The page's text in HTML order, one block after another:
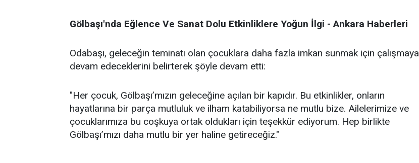
Gölbaşı'nda Eğlence Ve Sanat Dolu Etkinliklere Yoğun İlgi - Ankara Haberleri
Odabaşı, geleceğin teminatı olan çocuklara daha fazla imkan sunmak için çalışmaya
devam edeceklerini belirterek şöyle devam etti:
"Her çocuk, Gölbaşı’mızın geleceğine açılan bir kapıdır. Bu etkinlikler, onların
hayatlarına bir parça mutluluk ve ilham katabiliyorsa ne mutlu bize. Ailelerimize ve
çocuklarımıza bu coşkuya ortak oldukları için teşekkür ediyorum. Hep birlikte
Gölbaşı’mızı daha mutlu bir yer haline getireceğiz."